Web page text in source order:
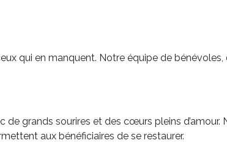
qui en manquent. Notre équipe de bénévoles,
grands sourires et des cœurs pleins d’amour.
aux bénéficiaires de se restaurer.